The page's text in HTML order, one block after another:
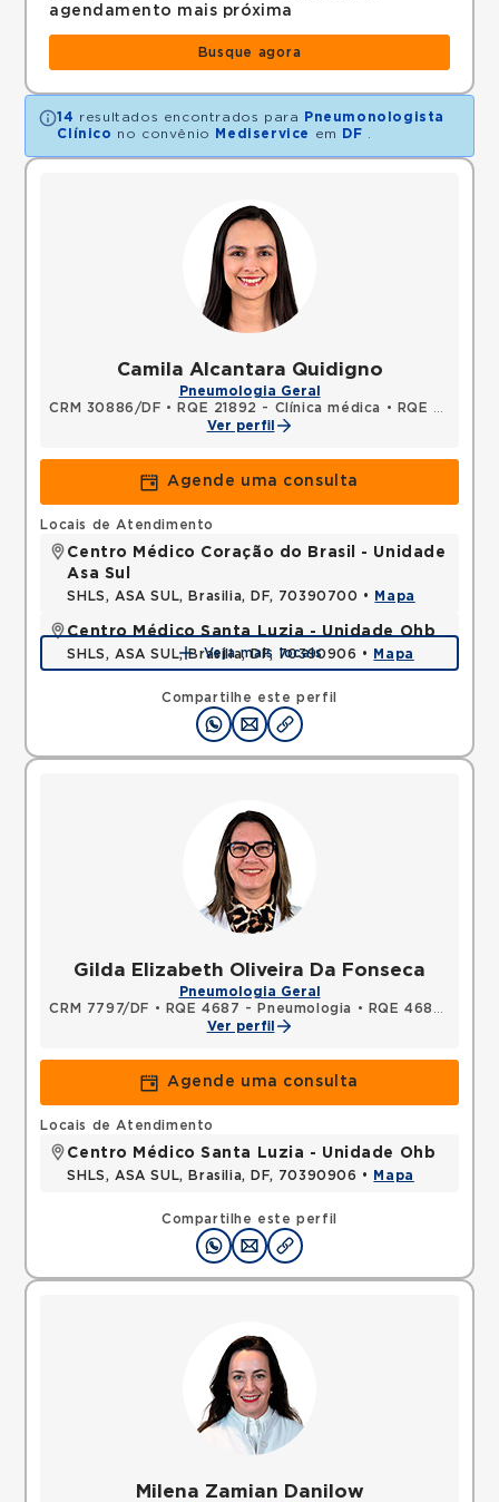
agendamento mais próxima
Busque agora
14 resultados encontrados para
Pneumonologista
Clínico no convênio Mediservice em DF
Camila Alcantara Quidigno
Pneumologia Geral
CRM 30886/DF • RQE 21892 - Clínica médica •
RQE 24580 - Pneumologia
Ver perfil
Agende uma consulta
Compartilhe este perfil
Locais de Atendimento
Centro Médico Coração do Brasil - Unidade
Asa Sul
SHLS, ASA SUL, Brasilia, DF, 70390700 • Mapa
Centro Médico Santa Luzia - Unidade Ohb
SHLS, ASA SUL, Brasilia, DF, 70390906 • Mapa
Veja mais locais
Gilda Elizabeth Oliveira Da Fonseca
Pneumologia Geral
CRM 7797/DF • RQE 4687 - Pneumologia •
RQE 4688 - Clínica médica
Ver perfil
Agende uma consulta
Compartilhe este perfil
Locais de Atendimento
Centro Médico Santa Luzia - Unidade Ohb
SHLS, ASA SUL, Brasilia, DF, 70390906 • Mapa
Milena Zamian Danilow